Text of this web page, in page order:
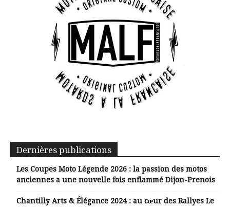
Dernières publications
Les Coupes Moto Légende 2026 : la passion des motos
anciennes a une nouvelle fois enflammé Dijon-Prenois
Chantilly Arts & Élégance 2024 : au cœur des Rallyes Le